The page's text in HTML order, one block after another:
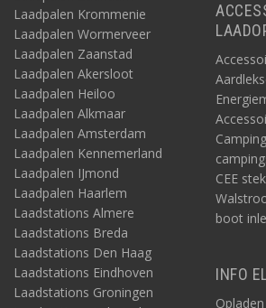
Laadpalen Krommenie
Laadpalen Wormerveer
Laadpalen Zaanstad
Laadpalen Akersloot
Laadpalen Heiloo
Laadpalen Alkmaar
Laadpalen Amsterdam
Laadpalen Kennemerland
Laadpalen IJmond
Laadpalen Haarlem
Laadstations Almere
Laadstations Breda
Laadstations Den Haag
Laadstations Eindhoven
Laadstations Groningen
CEE
boot
INFO